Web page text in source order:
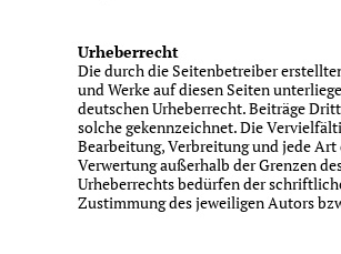
Urheberrecht
Die durch die Seitenbetreiber
und Werke auf diesen Seiten
deutschen Urheberrecht. Beiträge
solche gekennzeichnet. Die
Bearbeitung, Verbreitung und jede Art
Verwertung außerhalb der Grenzen
Urheberrechts bedürfen der
Zustimmung des jeweiligen Autors